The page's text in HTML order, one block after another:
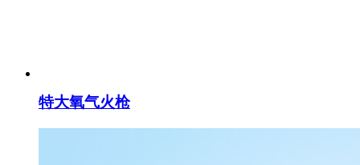
特大氧气火枪